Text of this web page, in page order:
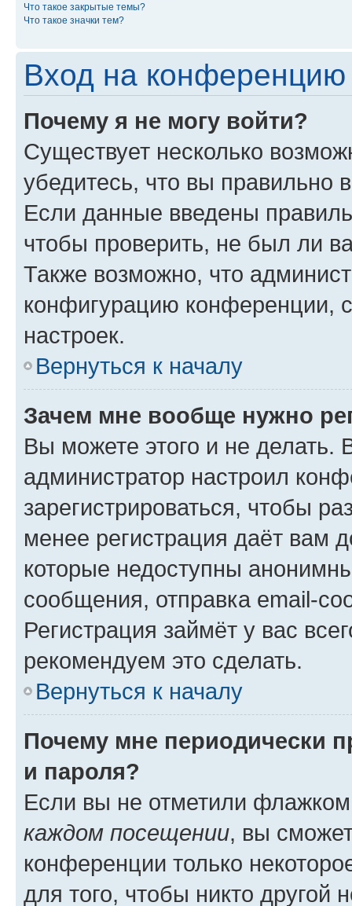
Что такое закрытые темы?
Что такое значки тем?
Вход на конференцию
Почему я не могу войти?
Существует несколько
убедитесь, что вы правильно
Если данные введены
чтобы проверить, не был ли
Также возможно, что
конфигурацию конференции,
настроек.
Вернуться к началу
Зачем мне вообще нужно
Вы можете этого и не делать.
администратор настроил
зарегистрироваться, чтобы
менее регистрация даёт вам
которые недоступны
сообщения, отправка email-
Регистрация займёт у вас
рекомендуем это сделать.
Вернуться к началу
Почему мне периодически
и пароля?
Если вы не отметили
каждом посещении, вы
конференции только
для того, чтобы никто другой